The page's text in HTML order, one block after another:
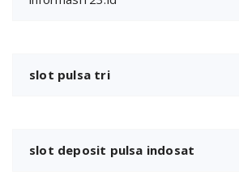
slot pulsa tri
slot deposit pulsa indosat